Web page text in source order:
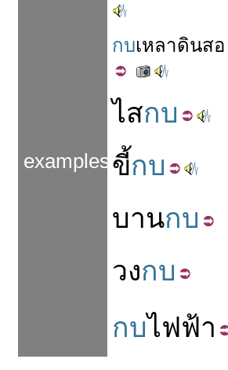
examples
กบเหลาดินสอ
ไสกบ
ขี้กบ
บานกบ
วงกบ
กบไฟฟ้า